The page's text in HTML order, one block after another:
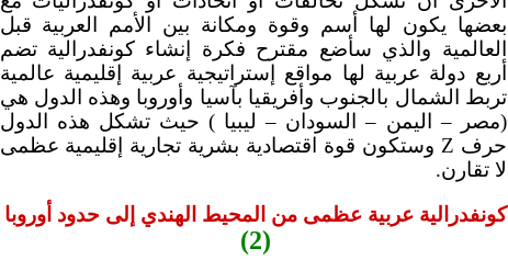
بعضها يكون لها أسم وقوة ومكانة بين الأمم العربية قبل
العالمية والذي سأضع مقترح فكرة إنشاء كونفدرالية تضم
أربع دولة عربية لها مواقع إستراتيجية عربية إقليمية عالمية
تربط الشمال بالجنوب وأفريقيا بآسيا وأوروبا وهذه الدول هي
(مصر – اليمن – السودان – ليبيا ) حيث تشكل هذه الدول
حرف Z وستكون قوة اقتصادية بشرية تجارية إقليمية عظمى
لا تقارن.
كونفدرالية عربية عظمى من المحيط الهندي إلى حدود أوروبا
(2)